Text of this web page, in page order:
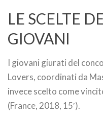
LE SCELTE
GIOVANI
I giovani giurati del
Lovers, coordinati da
invece scelto come
(France, 2018, 15′).